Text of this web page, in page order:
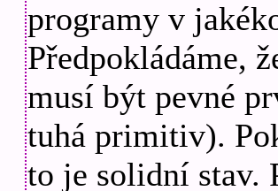
programy v
Předpokládáme,
musí být pevné
tuhá primitiv).
to je solidní stav.